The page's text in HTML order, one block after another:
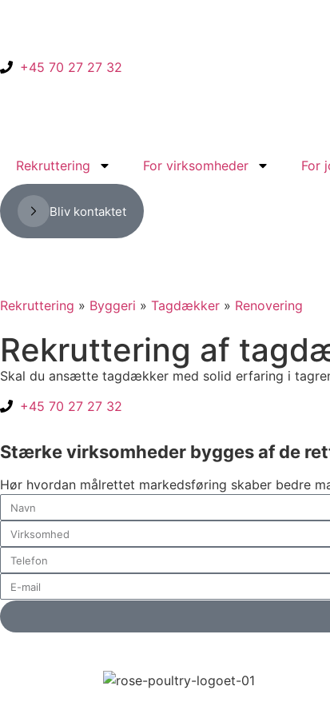
+45 70 27 27 32
Rekruttering For virksomheder For
Bliv kontaktet
Rekruttering » Byggeri » Tagdækker » Renovering
Rekruttering af
Skal du ansætte tagdækker med solid erfaring i
+45 70 27 27 32
Stærke virksomheder bygges af de
Hør hvordan målrettet markedsføring skaber bedre